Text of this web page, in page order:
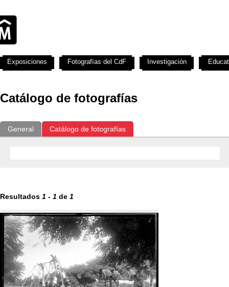
Catálogo de fotografías
General Catálogo de fotografías
Resultados 1 - 1 de 1
Exposiciones Fotografías del CdF Investigación